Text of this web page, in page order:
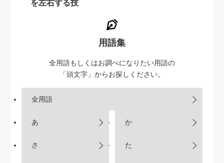
を左右する技
用語集
全用語もしくはお調べになりたい用語の
「頭文字」からお探しください。
全用語
あ か
さ た